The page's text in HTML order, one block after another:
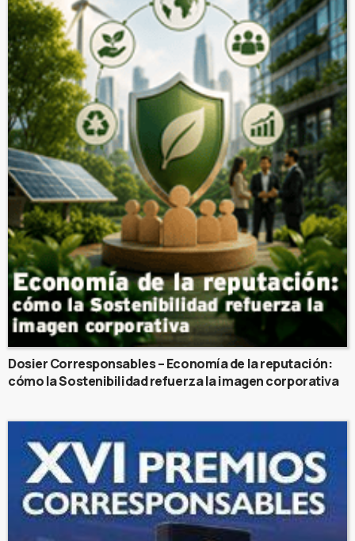
Dosier Corresponsables – Economía de la reputación:
cómo la Sostenibilidad refuerza la imagen corporativa